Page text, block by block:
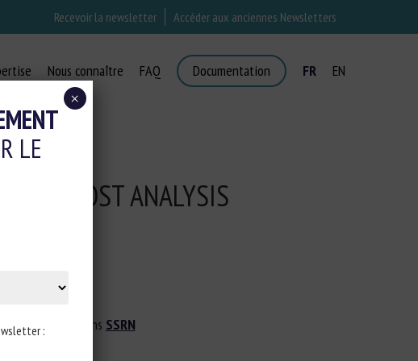
Recevoir la newsletter Accéder aux anciennes Newsletters
Nous connaître FAQ Documentation FR EN
COST ANALYSIS
publication dans SSRN
LE
:
×